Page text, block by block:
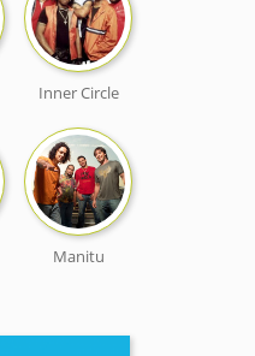
Inner Circle
Manitu